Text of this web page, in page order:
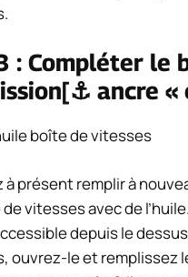
: Compléter le
ancre
à présent remplir à
vitesses avec de
depuis le
ouvrez-le et remplissez